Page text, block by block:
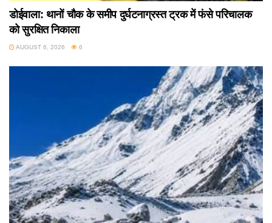
डोईवाला: थानों चौक के समीप दुर्घटनाग्रस्त ट्रक में फंसे परिचालक
को सुरक्षित निकाला
AUGUST 6, 2026 6